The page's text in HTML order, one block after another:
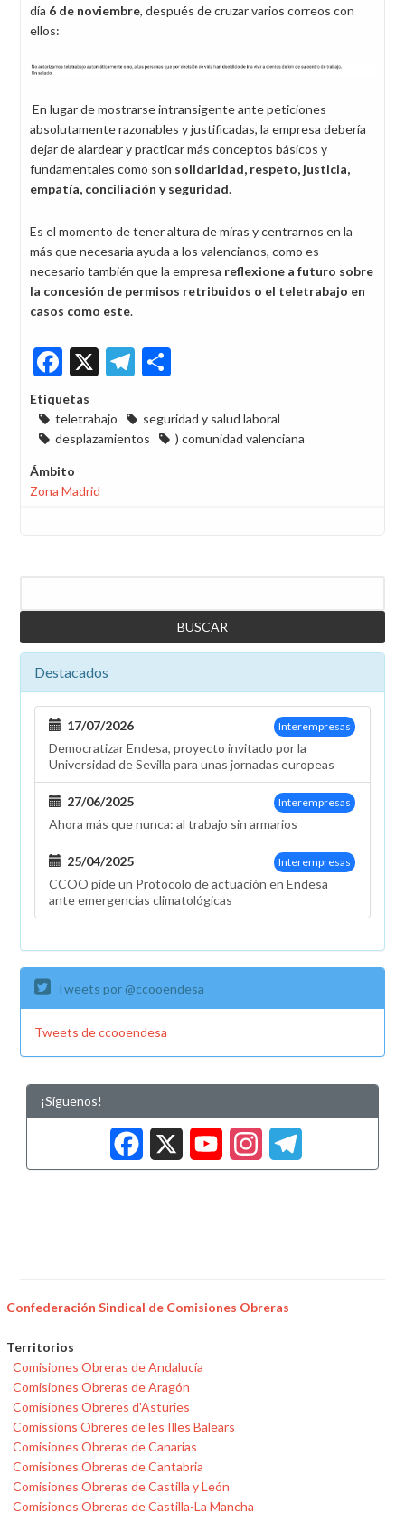
día 6 de noviembre, después de cruzar varios correos con
ellos:
En lugar de mostrarse intransigente ante peticiones
absolutamente razonables y justificadas, la empresa debería
dejar de alardear y practicar más conceptos básicos y
fundamentales como son solidaridad, respeto, justicia,
empatía, conciliación y seguridad.
Es el momento de tener altura de miras y centrarnos en la
más que necesaria ayuda a los valencianos, como es
necesario también que la empresa reflexione a futuro sobre
la concesión de permisos retribuidos o el teletrabajo en
casos como este.
Facebook
X Telegram
Etiquetas
teletrabajo
seguridad y salud laboral
desplazamientos
) comunidad valenciana
Ámbito
Zona Madrid
Destacados
Interempresas
17/07/2026
Democratizar Endesa, proyecto invitado por la
Universidad de Sevilla para unas jornadas europeas
Interempresas
27/06/2025
Ahora más que nunca: al trabajo sin armarios
Interempresas
25/04/2025
CCOO pide un Protocolo de actuación en Endesa
ante emergencias climatológicas
Tweets por @ccooendesa
Tweets de ccooendesa
¡Síguenos!
Facebook
X
Confederación Sindical de Comisiones Obreras
Territorios
Comisiones Obreras de Andalucía
Comisiones Obreras de Aragón
Comisiones Obreres d'Asturies
Comissions Obreres de les Illes Balears
Comisiones Obreras de Canarias
Comisiones Obreras de Cantabria
Comisiones Obreras de Castilla y León
Comisiones Obreras de Castilla-La Mancha